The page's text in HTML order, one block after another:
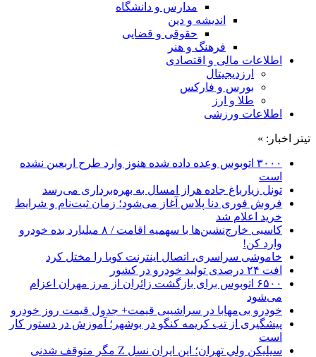
مدارس و دانشگاه
اندیشه و دین
حقوقی و قضایی
فرهنگ و هنر
اطلاعات مالی و اقتصادی
ارزدیجیتال
بورس و فارکس
طلا و ارز
اطلاعات ورزشی
تیتر اخبار: »
۳۰۰۰ اتوبوس وعده داده شده هنوز وارد طرح اربعین نشده
است
تونل زیارباغ جاده هراز امسال به بهره‌برداری می‌رسد
فروش فوری دنا پلاس آغاز می‌شود؛ زمان ثبت‌نام و شرایط
خرید اعلام شد
کاسبی خارج‌نشین‌ها با سهمیه اقامت / ۸ میلیارد بده خودرو
وارد کن!
خاموشی سراسری، اتصال اینترنت کوبا را مختل کرد
افت ۲۴ درصدی تولید خودرو در کشور
۶۵۰۰ اتوبوس برای بازگشت زائران از مرز مهران اعزام
می‌شود
خودرو بی‌مهابا در سراشیبی قیمت+ جدول قیمت روز خودرو
پیشگیری از تب کریمه کنگو در بوشهر؛ آموزش در دستور کار
است
سیلیکن ولیِ تهران؛ این ایران نسل Z مگر متوقف شدنی